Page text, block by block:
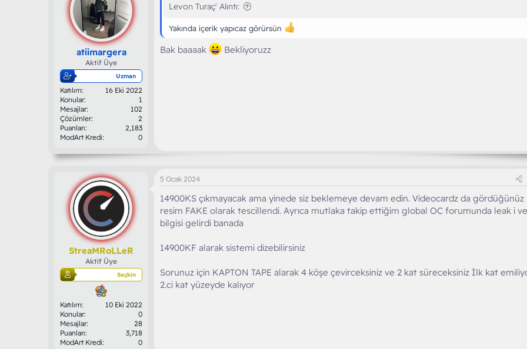
atiimargera
Aktif Üye
Uzman
Katılım
16 Eki 2022
Konular
1
Mesajlar
102
Çözümler
2
Puanları
2,183
ModArt Kredi
0
Levon Turaç' Alıntı:
Yakında içerik yapıcaz görürsün
Bak baaaak Bekliyoruzz
StreaMRoLLeR
Aktif Üye
Seçkin
Katılım
10 Eki 2022
Konular
0
Mesajlar
28
Puanları
3,718
ModArt Kredi
0
5 Ocak 2024
14900KS çıkmayacak ama yinede siz beklemeye devam edin. Videocardz da gördüğünüz
resim FAKE olarak tescillendi. Ayrıca mutlaka takip ettiğim global OC forumunda leak i ve
bilgisi gelirdi banada
14900KF alarak sistemi dizebilirsiniz
Sorunuz için KAPTON TAPE alarak 4 köşe çevirceksiniz ve 2 kat süreceksiniz İlk kat
2.ci kat yüzeyde kalıyor